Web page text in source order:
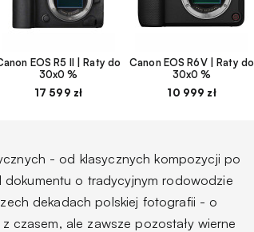
EOS R5 II | Raty do
30x0 %
17 599 zł
Canon EOS R6V | Raty do
30x0 %
10 999 zł
- od klasycznych kompozycji po
o tradycyjnym rodowodzie
dekadach polskiej fotografii - o
czasem, ale zawsze pozostały wierne